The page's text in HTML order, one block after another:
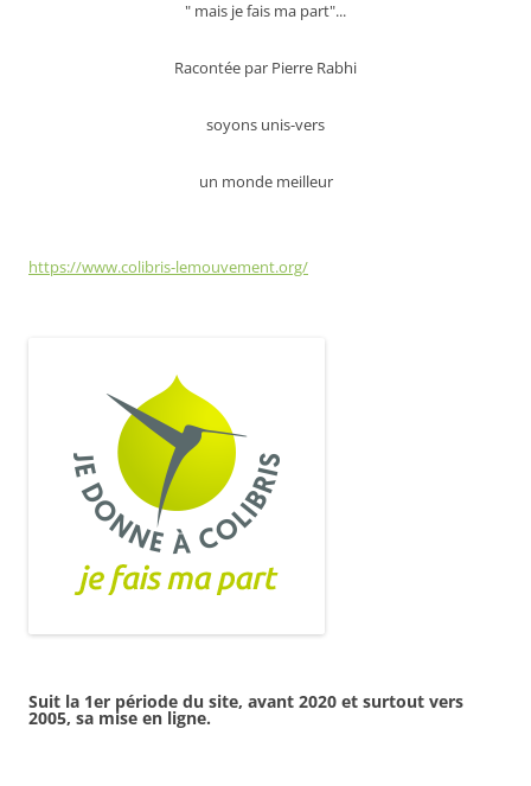
" mais je fais ma part"...
Racontée par Pierre Rabhi
soyons unis-vers
un monde meilleur
https://www.colibris-lemouvement.org/
Suit la 1er période du site, avant 2020 et surtout vers
2005, sa mise en ligne.